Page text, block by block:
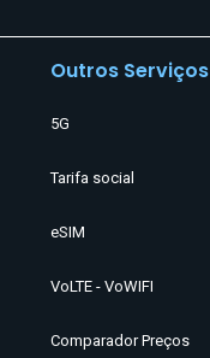
Outros Serviços
5G
Tarifa social
eSIM
VoLTE - VoWIFI
Comparador Preços